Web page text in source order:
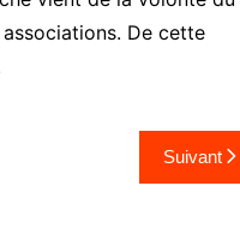
De cette
Suivant